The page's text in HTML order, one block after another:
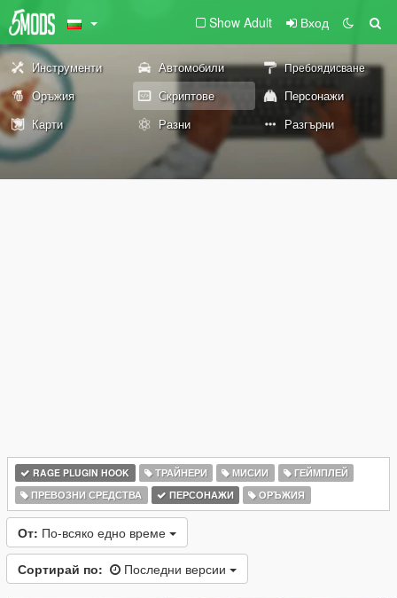
Show Adult Вход
Инструменти Автомобили Пребоядисване
Оръжия Скриптове
Персонажи
Карти
Разни Разгърни
RAGE PLUGIN HOOK ТРАЙНЕРИ МИСИИ
ГЕЙМПЛЕЙ
ПРЕВОЗНИ СРЕДСТВА
ПЕРСОНАЖИ ОРЪЖИЯ
От: По-всяко едно време
Сортирай по: Последни версии